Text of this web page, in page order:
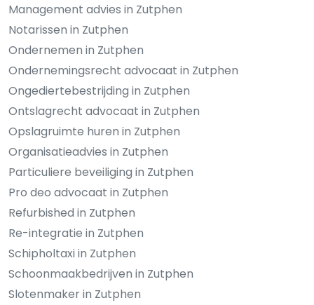
Management advies in Zutphen
Notarissen in Zutphen
Ondernemen in Zutphen
Ondernemingsrecht advocaat in Zutphen
Ongediertebestrijding in Zutphen
Ontslagrecht advocaat in Zutphen
Opslagruimte huren in Zutphen
Organisatieadvies in Zutphen
Particuliere beveiliging in Zutphen
Pro deo advocaat in Zutphen
Refurbished in Zutphen
Re-integratie in Zutphen
Schipholtaxi in Zutphen
Schoonmaakbedrijven in Zutphen
Slotenmaker in Zutphen